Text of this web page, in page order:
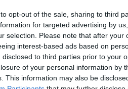
opt-out of the sale, sharing to third
for targeted advertising by
selection. Please note that after
interest-based ads based on
disclosed to third parties prior to your
of your personal information by
This information may also be